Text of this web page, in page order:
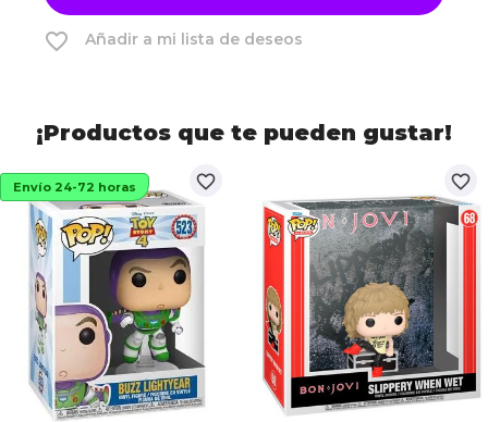
favorite_border Añadir a mi lista de deseos
¡Productos que te pueden gustar!
favorite_border
Envío 24-72 horas favorite_border